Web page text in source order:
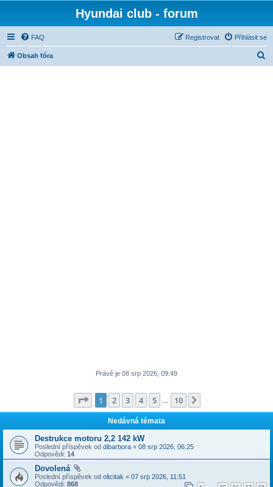
Hyundai club - forum
FAQ Přihlásit se
Registrovat
Obsah fóra
Právě je 08 srp 2026, 09:49
Stránka z 10
1 2 3 4 5 10
Nedávná témata
Destrukce motoru 2,2 142 kW
Poslední příspěvek od dibarbora « 08 srp 2026, 06:25
Odpovědi: 14
Dovolená
Poslední příspěvek od oltcitak « 07 srp 2026, 11:51
Odpovědi: 868